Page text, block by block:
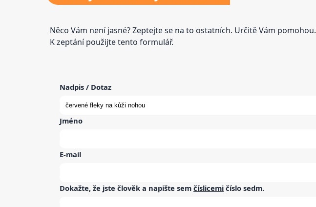
Něco Vám není jasné? Zeptejte se na to ostatních. Určitě Vám pomohou.
K zeptání použijte tento formulář.
Nadpis / Dotaz
Jméno
E-mail
Dokažte, že jste člověk a napište semčíslicemi číslosedm.